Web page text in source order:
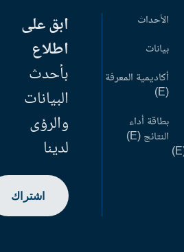
الأحداث
بيانات
أكاديمية المعرفة
بطاقة أداء
النتائج (E)
ابق على
اطلاع
بأحدث
البيانات
والرؤى
لدينا
اشتراك